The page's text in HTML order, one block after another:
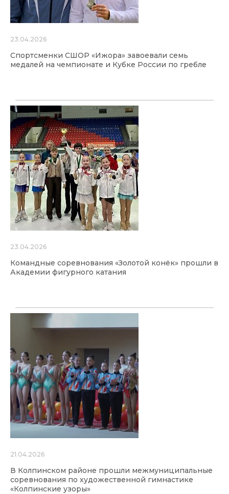
23.04.2026
Спортсменки СШОР «Ижора» завоевали семь
медалей на чемпионате и Кубке России по гребле
23.04.2026
Командные соревнования «Золотой конёк» прошли в
Академии фигурного катания
21.04.2026
В Колпинском районе прошли межмуниципальные
соревнования по художественной гимнастике
«Колпинские узоры»